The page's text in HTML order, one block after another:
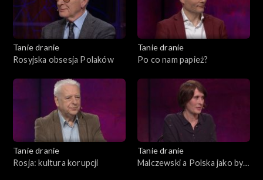
Tanie dranie
Rosyjska obsesja Polaków
Tanie dranie
Po co nam papież?
Tanie dranie
Rosja: kultura korupcji
Tanie dranie
Malczewski a Polska jako byt